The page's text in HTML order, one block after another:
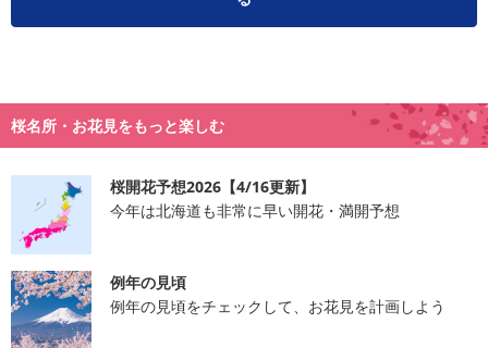
桜名所・お花見をもっと楽しむ
桜開花予想2026【4/16更新】
今年は北海道も非常に早い開花・満開予想
例年の見頃
例年の見頃をチェックして、お花見を計画しよう